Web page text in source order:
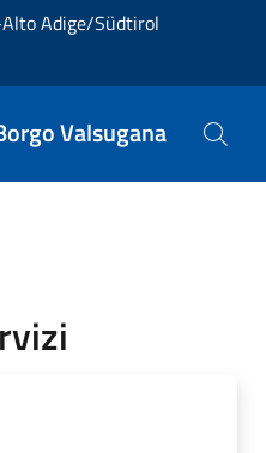
Adige/Südtirol
Valsugana